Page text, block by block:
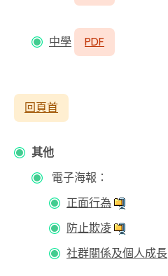
中學 PDF
回頁首
其他
電子海報：
正面行為
防止欺凌
社群關係及個人成長